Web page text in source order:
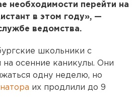
необходимости перейти на
в этом году», —
ведомства.
школьники с
осенние каникулы. Они
одну неделю, но
их продлили до 9